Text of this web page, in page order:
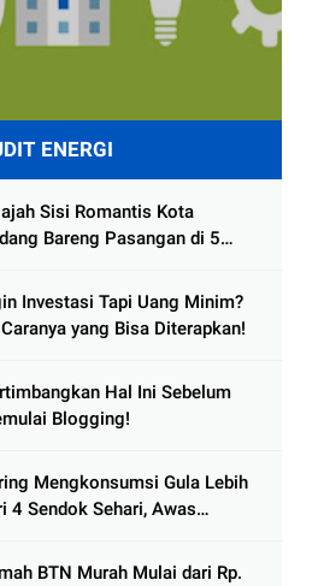
ENERGI
Sisi Romantis Kota
Bareng Pasangan di 5
Investasi Tapi Uang Minim?
yang Bisa Diterapkan!
Hal Ini Sebelum
Blogging!
Mengkonsumsi Gula Lebih
4 Sendok Sehari, Awas
BTN Murah Mulai dari Rp.